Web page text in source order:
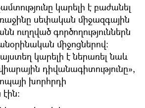
կարելի է բաժանել
սեփական միջազգային
ուղղված գործողություններն
միջոցներով։
կարելի է ներառել նաև
դիվանագիտությունը»,
խորհրդի